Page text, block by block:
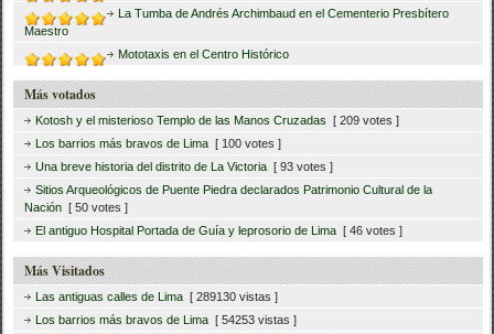
La Tumba de Andrés Archimbaud en el Cementerio Presbítero
Maestro
Mototaxis en el Centro Histórico
Más votados
Kotosh y el misterioso Templo de las Manos Cruzadas [ 209 votes ]
Los barrios más bravos de Lima [ 100 votes ]
Una breve historia del distrito de La Victoria [ 93 votes ]
Sitios Arqueológicos de Puente Piedra declarados Patrimonio Cultural de la
Nación [ 50 votes ]
El antiguo Hospital Portada de Guía y leprosorio de Lima [ 46 votes ]
Más Visitados
Las antiguas calles de Lima [ 289130 vistas ]
Los barrios más bravos de Lima [ 54253 vistas ]